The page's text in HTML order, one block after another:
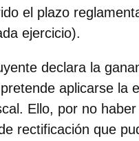
el plazo
ejercicio).
declara la
aplicarse la
Ello, por no
rectificación que